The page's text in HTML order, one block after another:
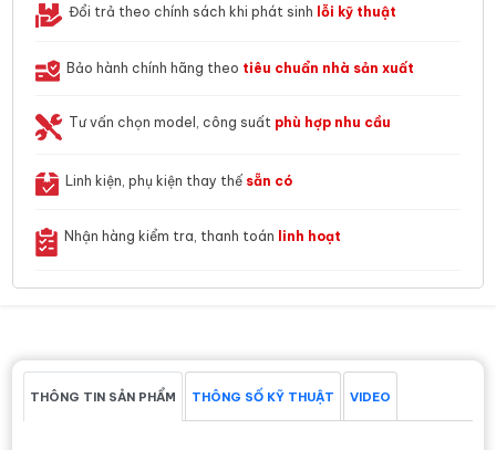
Đổi trả theo chính sách khi phát sinh lỗi kỹ thuật
Bảo hành chính hãng theo tiêu chuẩn nhà sản xuất
Tư vấn chọn model, công suất phù hợp nhu cầu
Linh kiện, phụ kiện thay thế sẵn có
Nhận hàng kiểm tra, thanh toán linh hoạt
THÔNG TIN SẢN PHẨM THÔNG SỐ KỸ THUẬT VIDEO